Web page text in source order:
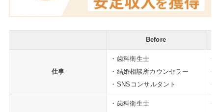
Before
仕事
・歯科衛生士
・結婚相談所カウンセラー
・SNSコンサルタント
・
・
・
・歯科衛生士
・